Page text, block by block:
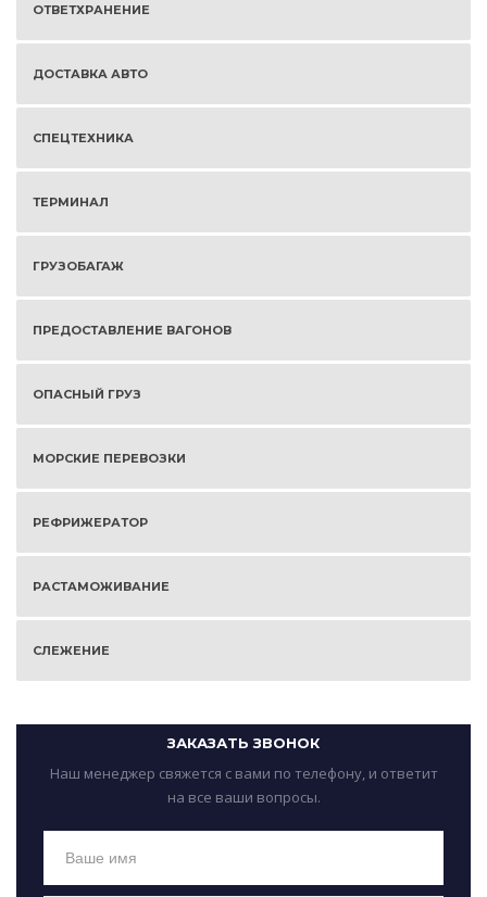
ОТВЕТХРАНЕНИЕ
ДОСТАВКА АВТО
СПЕЦТЕХНИКА
ТЕРМИНАЛ
ГРУЗОБАГАЖ
ПРЕДОСТАВЛЕНИЕ ВАГОНОВ
ОПАСНЫЙ ГРУЗ
МОРСКИЕ ПЕРЕВОЗКИ
РЕФРИЖЕРАТОР
РАСТАМОЖИВАНИЕ
СЛЕЖЕНИЕ
ЗАКАЗАТЬ ЗВОНОК
Наш менеджер свяжется с вами по телефону, и ответит
на все ваши вопросы.